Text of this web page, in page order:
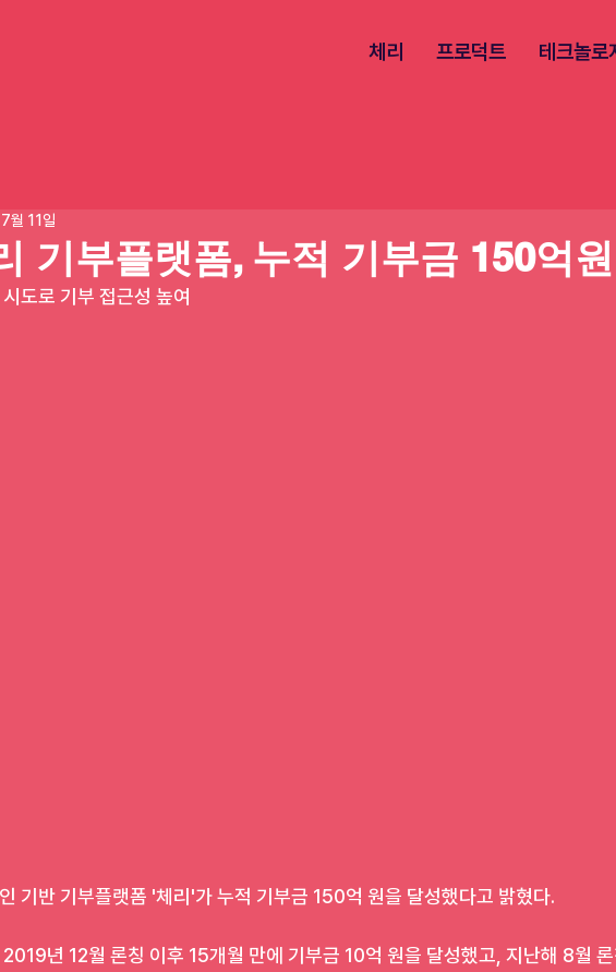
체리 프로덕트 테크놀로
기부플랫폼, 누적 기부금 150억
월 11일
도로 기부 접근성 높여
기반 기부플랫폼 '체리'가 누적 기부금 150억 원을 달성했다고 밝혔다.
년 12월 론칭 이후 15개월 만에 기부금 10억 원을 달성했고, 지난해 8월